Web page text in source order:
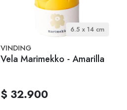
6.5 x 14 cm
VINDING
Vela Marimekko - Amarilla
$ 32.900